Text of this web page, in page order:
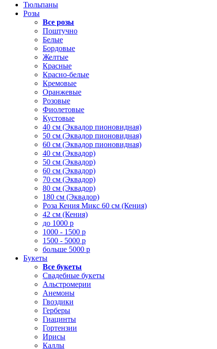
Тюльпаны
Розы
Все розы
Поштучно
Белые
Бордовые
Желтые
Красные
Красно-белые
Кремовые
Оранжевые
Розовые
Фиолетовые
Кустовые
40 см (Эквадор пионовидная)
50 см (Эквадор пионовидная)
60 см (Эквадор пионовидная)
40 см (Эквадор)
50 см (Эквадор)
60 см (Эквадор)
70 см (Эквадор)
80 см (Эквадор)
180 см (Эквадор)
Роза Кения Микс 60 см (Кения)
42 см (Кения)
до 1000 р
1000 - 1500 р
1500 - 5000 р
больше 5000 р
Букеты
Все букеты
Свадебные букеты
Альстромерии
Анемоны
Гвоздики
Герберы
Гиацинты
Гортензии
Ирисы
Каллы